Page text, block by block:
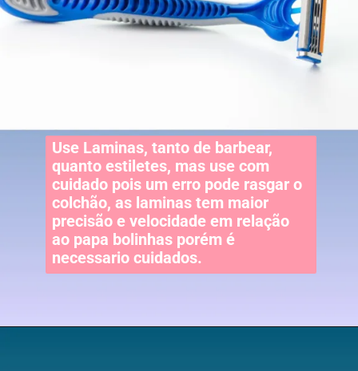
Use Laminas, tanto de barbear,
quanto estiletes, mas use com
cuidado pois um erro pode rasgar o
colchão, as laminas tem maior
precisão e velocidade em relação
ao papa bolinhas porém é
necessario cuidados.